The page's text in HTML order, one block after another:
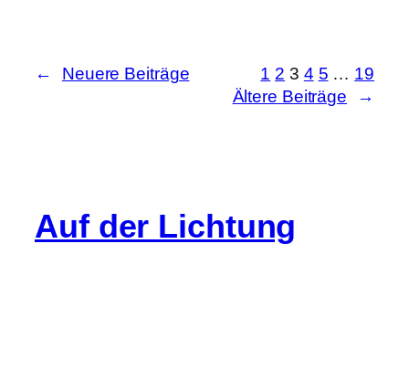
← Neuere Beiträge 1 2 3 4 5 … 19
Ältere Beiträge
→
Auf der Lichtung